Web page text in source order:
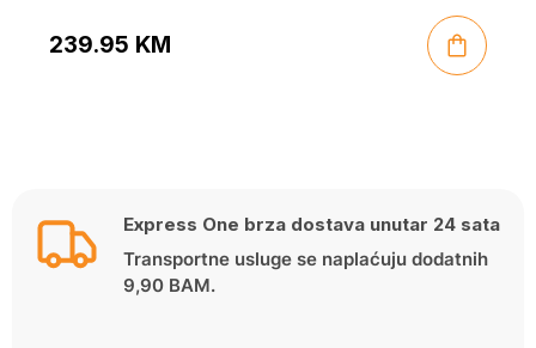
239.95 KM
Express One brza dostava unutar 24 sata
Transportne usluge se naplaćuju dodatnih
9,90 BAM.